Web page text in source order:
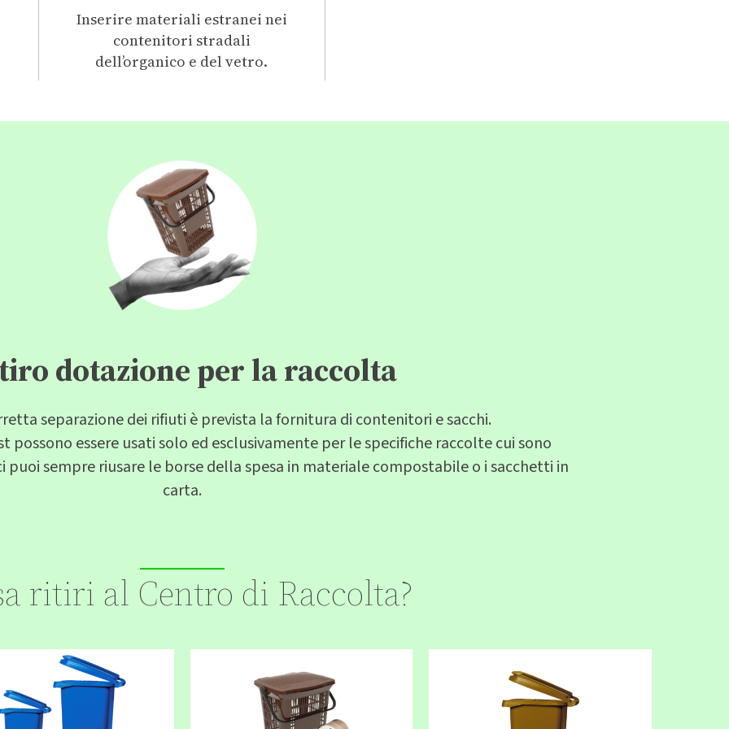
Inserire materiali estranei nei
contenitori stradali
dell’organico e del vetro.
dotazione per la raccolta
separazione dei rifiuti è prevista la fornitura di contenitori e sacchi.
possono essere usati solo ed esclusivamente per le specifiche raccolte cui sono
sempre riusare le borse della spesa in materiale compostabile o i sacchetti in
carta.
ritiri al Centro di Raccolta?